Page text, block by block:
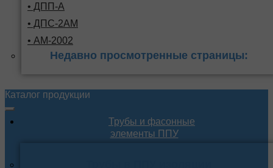
• ДПП-А
• ДПС-2АМ
• АМ-2002
Недавно просмотренные страницы:
Каталог продукции
Трубы и фасонные
элементы ППУ